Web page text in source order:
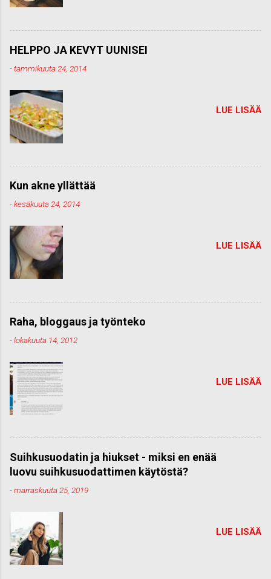
HELPPO JA KEVYT UUNISEI
-tammikuuta 24, 2014
LUE LISÄÄ
Kun akne yllättää
-kesäkuuta 24, 2014
LUE LISÄÄ
Raha, bloggaus ja työnteko
-lokakuuta 14, 2012
LUE LISÄÄ
Suihkusuodatin ja hiukset - miksi en enää
luovu suihkusuodattimen käytöstä?
-marraskuuta 25, 2019
LUE LISÄÄ